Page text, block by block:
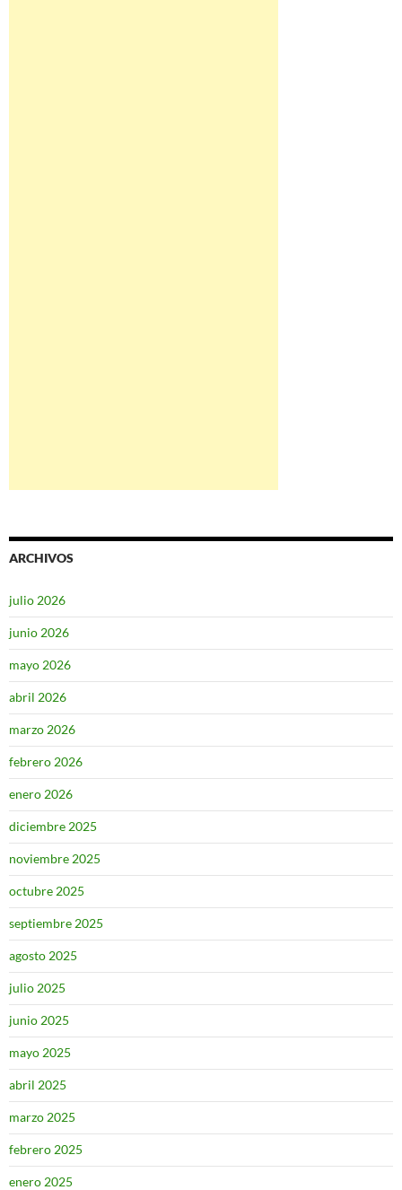
ARCHIVOS
julio 2026
junio 2026
mayo 2026
abril 2026
marzo 2026
febrero 2026
enero 2026
diciembre 2025
noviembre 2025
octubre 2025
septiembre 2025
agosto 2025
julio 2025
junio 2025
mayo 2025
abril 2025
marzo 2025
febrero 2025
enero 2025